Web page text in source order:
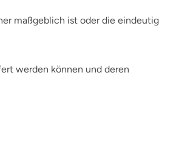
maßgeblich ist oder die eindeutig
werden können und deren